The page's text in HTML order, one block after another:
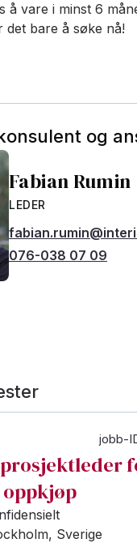
å vare i minst 6
det bare å søke nå!
og
Fabian Rumin
LEDER
076-038 07 09
jobb-
Sverige